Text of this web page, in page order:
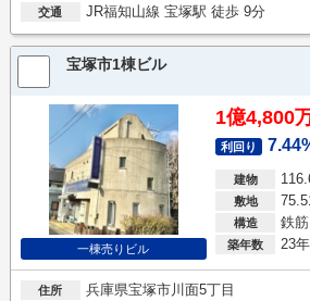
交通 JR福知山線 宝塚駅 徒歩 9分
宝塚市1棟ビル
一棟売りビル
1億4,800
利回り
建物
敷地
構造 鉄
築年数 23年
住所 兵庫県宝塚市川面5丁目